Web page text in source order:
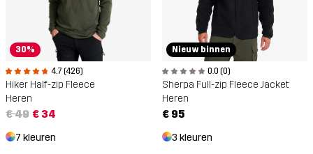
30%
4.7 (426)
Hiker Half-zip Fleece
Heren
€ 49 € 34
7 kleuren
Nieuw binnen
0.0 (0)
Sherpa Full-zip Fleece Jacket
Heren
€ 95
3 kleuren